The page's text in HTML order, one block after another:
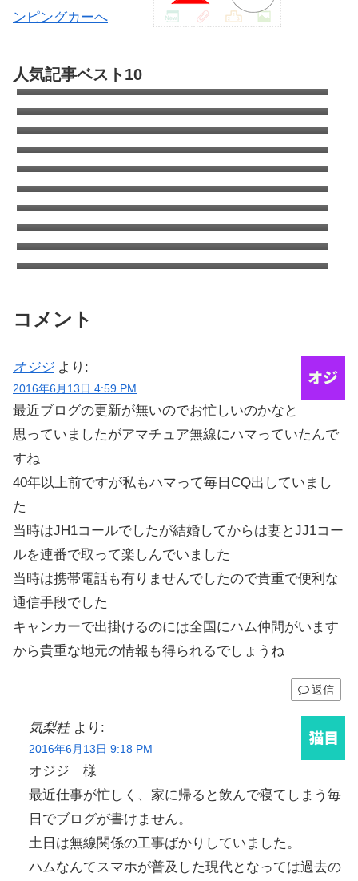
人気記事ベスト10
Partsfan！カムロードもあるよ
キャンピングカーのオールペン全容｜キャブ
コン全塗の費用は?
カムロードのタイヤはこれで決まり！デイブ
レイクのタイヤ交換
エアコン室外機がタイヤを劣化させる！オゾ
ンクラッキング
キャンピングカーの清水タンクを清掃（塩素
について考える）
コロナのウインドエアコンをキャンピングカ
ーに取り付け
ANAワイドゴールドVISA/MASTERはSFCに
切り替えても年会費追加徴収はなし
ANA国内線システムリニューアルでちょっと
得した話
タイヤをミシュランAGILISキャンピングに交
換 | キャンピングカーの乗り心地を改善する
方法
太平洋フェリーで酒飲みが安く美味しく過ご
す方法
コメント
オジジ より:
2016年6月13日 4:59 PM
最近ブログの更新が無いのでお忙しいのかなと
思っていましたがアマチュア無線にハマっていたんで
すね
40年以上前ですが私もハマって毎日CQ出していまし
た
当時はJH1コールでしたが結婚してからは妻とJJ1コー
ルを連番で取って楽しんでいました
当時は携帯電話も有りませんでしたので貴重で便利な
通信手段でした
キャンカーで出掛けるのには全国にハム仲間がいます
から貴重な地元の情報も得られるでしょうね
返信
気梨桂 より:
2016年6月13日 9:18 PM
オジジ 様
最近仕事が忙しく、家に帰ると飲んで寝てしまう毎
日でブログが書けません。
土日は無線関係の工事ばかりしていました。
ハムなんてスマホが普及した現代となっては過去の